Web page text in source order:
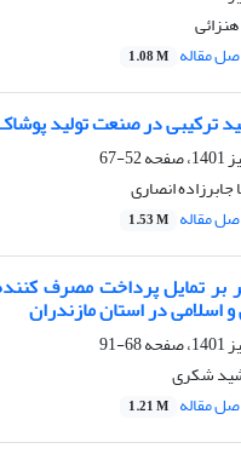
مقاله 1.08 M
ترکیبی در صنعت تولید
52-67
جابرزاده انصاری
مقاله 1.53 M
بر تمایل پرداخت مصرف
و اسلامی در استان مازندران
68-91
شکری
مقاله 1.21 M